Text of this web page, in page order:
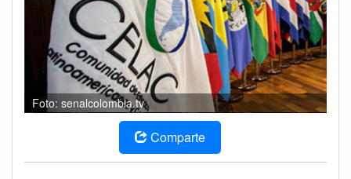
Foto: senalcolombia.tv
Comparte